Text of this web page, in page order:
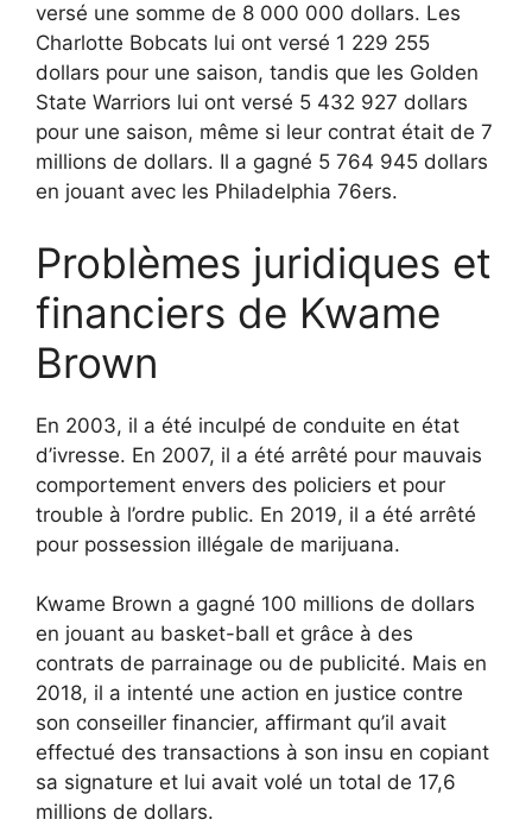
versé une somme de 8 000 000 dollars. Les
Charlotte Bobcats lui ont versé 1 229 255
dollars pour une saison, tandis que les Golden
State Warriors lui ont versé 5 432 927 dollars
pour une saison, même si leur contrat était de 7
millions de dollars. Il a gagné 5 764 945 dollars
en jouant avec les Philadelphia 76ers.
Problèmes juridiques et
financiers de Kwame
Brown
En 2003, il a été inculpé de conduite en état
d’ivresse. En 2007, il a été arrêté pour mauvais
comportement envers des policiers et pour
trouble à l’ordre public. En 2019, il a été arrêté
pour possession illégale de marijuana.
Kwame Brown a gagné 100 millions de dollars
en jouant au basket-ball et grâce à des
contrats de parrainage ou de publicité. Mais en
2018, il a intenté une action en justice contre
son conseiller financier, affirmant qu’il avait
effectué des transactions à son insu en copiant
sa signature et lui avait volé un total de 17,6
millions de dollars.